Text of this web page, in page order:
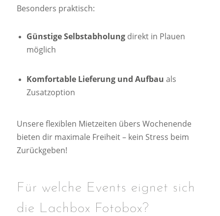
Besonders praktisch:
Günstige Selbstabholungdirekt in Plauen
möglich
Komfortable Lieferung und Aufbau als
Zusatzoption
Unsere flexiblen Mietzeiten übers Wochenende
bieten dir maximale Freiheit – kein Stress beim
Zurückgeben!
Für welche Events eignet sich
die Lachbox Fotobox?